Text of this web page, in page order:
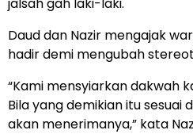
Daud dan Nazir mengajak
hadir demi mengubah
“Kami mensyiarkan dakwah
Bila yang demikian itu sesuai
akan menerimanya,” kata